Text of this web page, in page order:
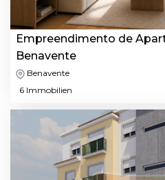
Empreendimento de
Benavente
Benavente
6 Immobilien